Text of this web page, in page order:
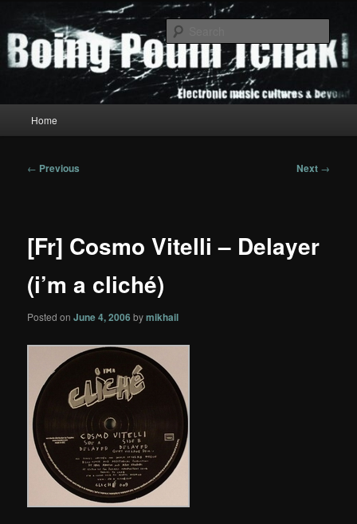
primary
contentBoing Poum Tchak!
Home
Post
← Previous Next →
[Fr] Cosmo Vitelli – Delayer
(i’m a cliché)
Posted onJune 4, 2006 bymikhail